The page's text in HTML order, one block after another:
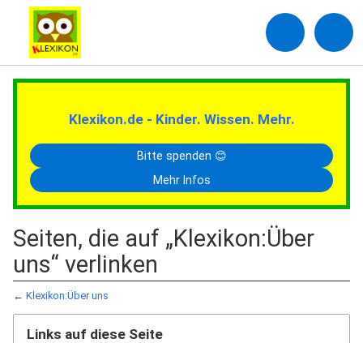
Klexikon.de - Kinder. Wissen. Mehr.
Bitte spenden 😊
Mehr Infos
Seiten, die auf „Klexikon:Über
uns“ verlinken
← Klexikon:Über uns
Links auf diese Seite